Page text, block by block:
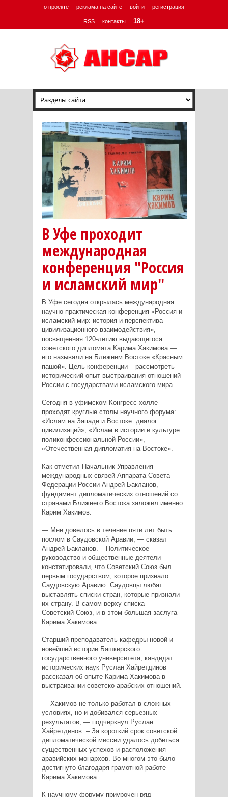
о проекте реклама на сайте войти регистрация
RSS контакты 18+
В Уфе проходит
международная
конференция "Россия
и исламский мир"
В Уфе сегодня открылась международная
научно-практическая конференция «Россия и
исламский мир: история и перспектива
цивилизационного взаимодействия»,
посвященная 120-летию выдающегося
советского дипломата Карима Хакимова —
его называли на Ближнем Востоке «Красным
пашой». Цель конференции – рассмотреть
исторический опыт выстраивания отношений
России с государствами исламского мира.
Сегодня в уфимском Конгресс-холле
проходят круглые столы научного форума:
«Ислам на Западе и Востоке: диалог
цивилизаций», «Ислам в истории и культуре
поликонфессиональной России»,
«Отечественная дипломатия на Востоке».
Как отметил Начальник Управления
международных связей Аппарата Совета
Федерации России Андрей Бакланов,
фундамент дипломатических отношений со
странами Ближнего Востока заложил именно
Карим Хакимов.
— Мне довелось в течение пяти лет быть
послом в Саудовской Аравии, — сказал
Андрей Бакланов. – Политическое
руководство и общественные деятели
констатировали, что Советский Союз был
первым государством, которое признало
Саудовскую Аравию. Саудовцы любят
выставлять списки стран, которые признали
их страну. В самом верху списка —
Советский Союз, и в этом большая заслуга
Карима Хакимова.
Старший преподаватель кафедры новой и
новейшей истории Башкирского
государственного университета, кандидат
исторических наук Руслан Хайретдинов
рассказал об опыте Карима Хакимова в
выстраивании советско-арабских отношений.
— Хакимов не только работал в сложных
условиях, но и добивался серьезных
результатов, — подчеркнул Руслан
Хайретдинов. – За короткий срок советской
дипломатической миссии удалось добиться
существенных успехов и расположения
аравийских монархов. Во многом это было
достигнуто благодаря грамотной работе
Карима Хакимова.
К научному форуму приурочен ряд